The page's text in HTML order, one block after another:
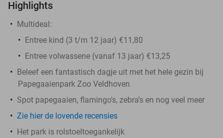
Highlights
Multideal:
Entree kind (3 t/m 12 jaar) €11,80
Entree volwassene (vanaf 13 jaar) €13,25
Beleef een fantastisch dagje uit met het hele gezin bij
Papegaaienpark Zoo Veldhoven
Spot papegaaien, flamingo's, zebra's en nog veel meer
Zie hier de lovende recensies
Het park is rolstoeltoegankelijk